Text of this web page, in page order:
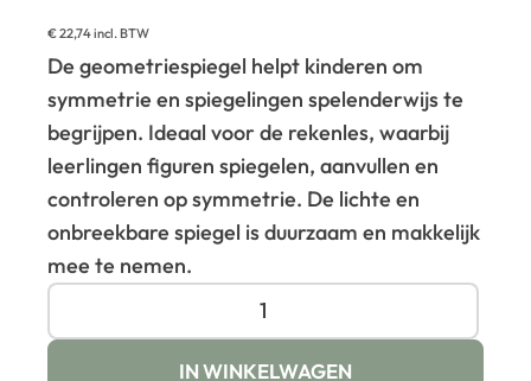
€22,74incl. BTW
De geometriespiegel helpt kinderen om
symmetrie en spiegelingen spelenderwijs te
begrijpen. Ideaal voor de rekenles, waarbij
leerlingen figuren spiegelen, aanvullen en
controleren op symmetrie. De lichte en
onbreekbare spiegel is duurzaam en makkelijk
mee te nemen.
IN WINKELWAGEN